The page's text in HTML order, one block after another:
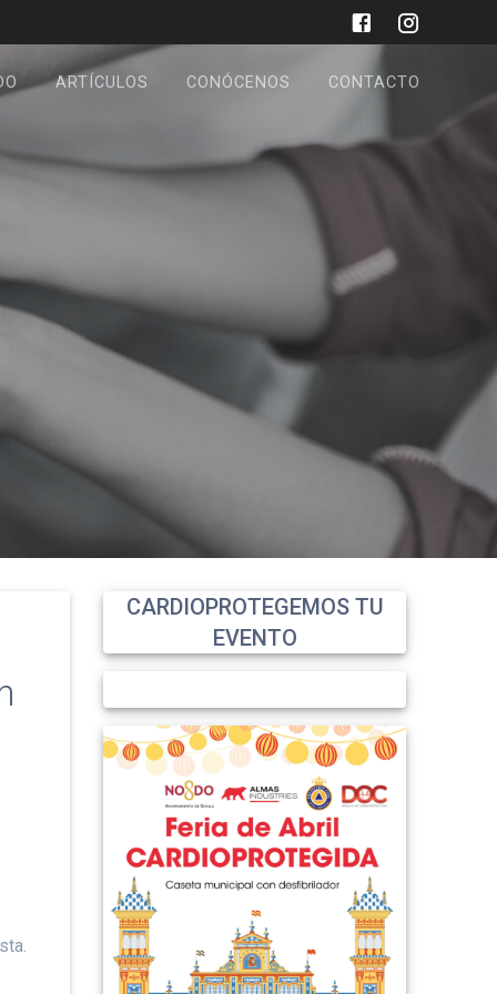
ARTÍCULOS CONÓCENOS CONTACTO
CARDIOPROTEGEMOS TU
EVENTO